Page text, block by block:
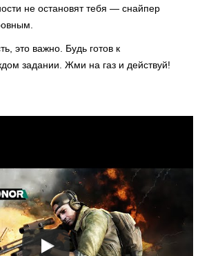
не остановят тебя — снайпер
это важно. Будь готов к
задании. Жми на газ и действуй!